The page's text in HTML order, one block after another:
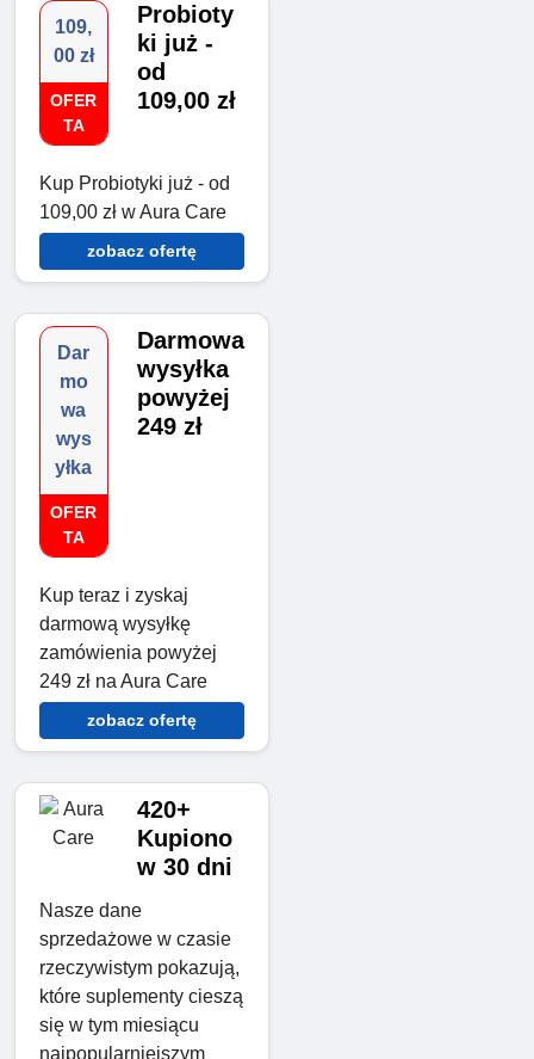
109,
00 zł
OFER
TA
Probioty
ki już -
od
109,00 zł
Kup Probiotyki już - od
109,00 zł w Aura Care
zobacz ofertę
Dar
mo
wa
wys
yłka
OFER
TA
Darmowa
wysyłka
powyżej
249 zł
Kup teraz i zyskaj
darmową wysyłkę
zamówienia powyżej
249 zł na Aura Care
zobacz ofertę
420+
Kupiono
w 30 dni
Nasze dane
sprzedażowe w czasie
rzeczywistym pokazują,
które suplementy cieszą
się w tym miesiącu
najpopularniejszym